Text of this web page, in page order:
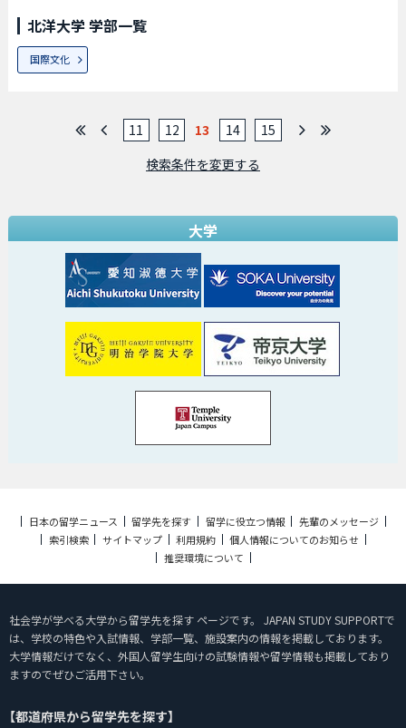
北洋大学 学部一覧
国際文化
11 12 13 14
15
検索条件を変更する
大学
日本の留学ニュース 留学先を探す 留学に役立つ情報
先輩のメッセージ
索引検索
サイトマップ 利用規約
個人情報についてのお知らせ
推奨環境について
社会学が学べる大学から留学先を探す ページです。 JAPAN STUDY SUPPORTで
は、学校の特色や入試情報、学部一覧、施設案内の情報を掲載しております。
大学情報だけでなく、外国人留学生向けの試験情報や留学情報も掲載しており
ますのでぜひご活用下さい。
【都道府県から留学先を探す】